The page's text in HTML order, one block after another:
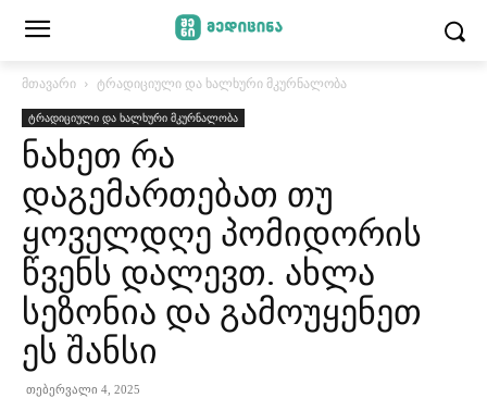
მთავარი ტრადიციული და ხალხური მკურნალობა
ტრადიციული და ხალხური მკურნალობა
ნახეთ რა
დაგემართებათ თუ
ყოველდღე პომიდორის
წვენს დალევთ. ახლა
სეზონია და გამოუყენეთ
ეს შანსი
თებერვალი 4, 2025